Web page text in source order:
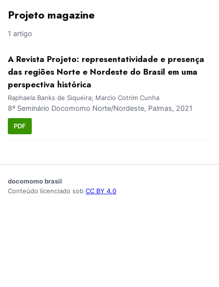
Projeto magazine
1 artigo
A Revista Projeto: representatividade e presença
das regiões Norte e Nordeste do Brasil em uma
perspectiva histórica
Raphaela Banks de Siqueira; Marcio Cotrim Cunha
8º Seminário Docomomo Norte/Nordeste, Palmas, 2021
PDF
docomomo brasil
Conteúdo licenciado sob CC BY 4.0